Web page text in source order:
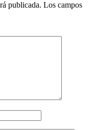
publicada. Los campos